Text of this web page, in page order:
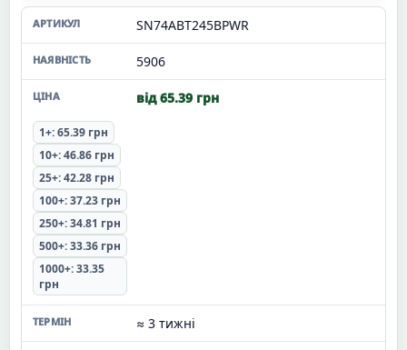
SN74ABT245BPWR
5906
від 65.39 грн
1+: 65.39 грн
10+: 46.86 грн
25+: 42.28 грн
100+: 37.23 грн
250+: 34.81 грн
500+: 33.36 грн
1000+: 33.35
грн
≈ 3 тижні